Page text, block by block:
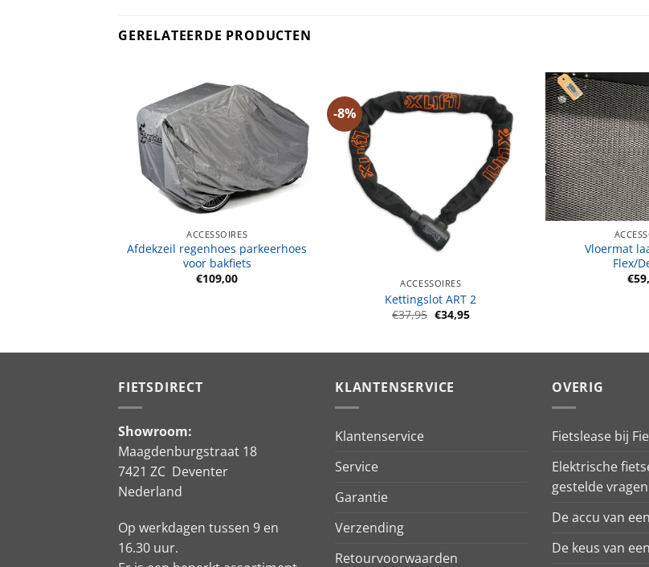
GERELATEERDE PRODUCTEN
ACCESSOIRES
Afdekzeil regenhoes parkeerhoes
voor bakfiets
€109,00
-8%
ACCESSOIRES
Kettingslot ART 2
€37,95 Oorspronkelijke
€34,95Huidige
Vloermat
Flex/
€
FIETSDIRECT
Showroom:
Maagdenburgstraat 18
7421 ZC Deventer
Nederland
Op werkdagen tussen 9 en
16.30 uur.
KLANTENSERVICE
Klantenservice
Service
Garantie
Verzending
Retourvoorwaarden
OVERIG
Fietslease bij
Elektrische
gestelde vragen
De accu van
De keus van